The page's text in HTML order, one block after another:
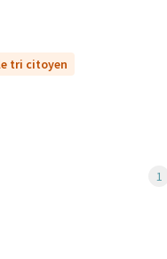
tri citoyen
1